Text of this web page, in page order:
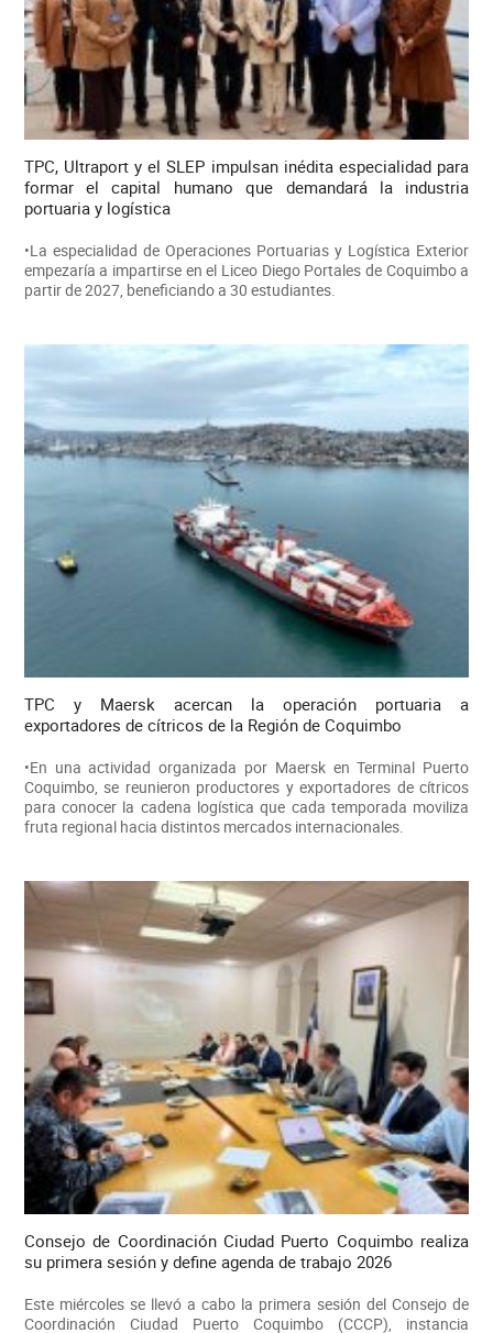
TPC, Ultraport y el SLEP impulsan inédita especialidad para
formar el capital humano que demandará la industria
portuaria y logística
•La especialidad de Operaciones Portuarias y Logística Exterior
empezaría a impartirse en el Liceo Diego Portales de Coquimbo a
partir de 2027, beneficiando a 30 estudiantes.
TPC y Maersk acercan la operación portuaria a
exportadores de cítricos de la Región de Coquimbo
•En una actividad organizada por Maersk en Terminal Puerto
Coquimbo, se reunieron productores y exportadores de cítricos
para conocer la cadena logística que cada temporada moviliza
fruta regional hacia distintos mercados internacionales.
Consejo de Coordinación Ciudad Puerto Coquimbo realiza
su primera sesión y define agenda de trabajo 2026
Este miércoles se llevó a cabo la primera sesión del Consejo de
Coordinación Ciudad Puerto Coquimbo (CCCP), instancia